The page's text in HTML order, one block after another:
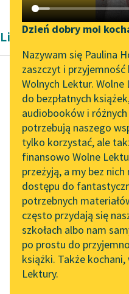
Katalog DAISY
Podkasty o książkach
Aktualności
„Prokurator Alicja Horn”
do słuchania
Byliśmy częścią AI Impact
Lab
Zapraszamy na spotkanie
online z tłumaczkami
literatury skandynawskiej
Spotkanie z Katarzyną
Tunkiel w Oslo
102. lata temu zmarł
Joseph Conrad
Dzień dobry moi
Nazywam się Paulina
zaszczyt i
Wolnych Lektur.
do bezpłatnych
audiobooków i
potrzebują naszego
tylko korzystać, ale
finansowo Wolne
przeżyją, a my bez
dostępu do
potrzebnych
często przydają się
szkołach albo nam
po prostu do
książki. Także
Lektury.
Liryka Françoisa